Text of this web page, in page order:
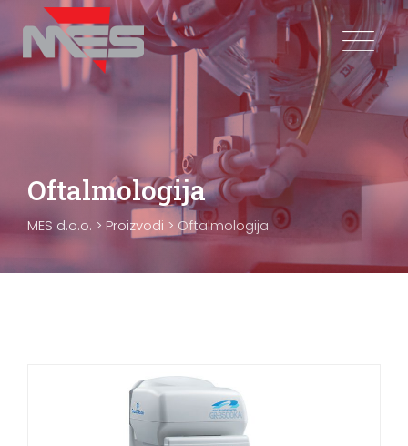
content
Oftalmologija
MES d.o.o. > Proizvodi > Oftalmologija